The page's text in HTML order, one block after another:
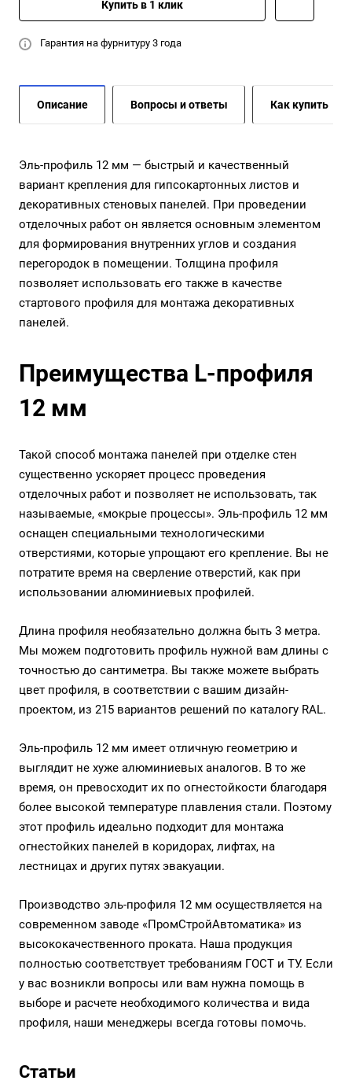
Купить в 1 клик
Гарантия на фурнитуру 3 года
Описание Вопросы и ответы Как купить
Эль-профиль 12 мм — быстрый и качественный
вариант крепления для гипсокартонных листов и
декоративных стеновых панелей. При проведении
отделочных работ он является основным элементом
для формирования внутренних углов и создания
перегородок в помещении. Толщина профиля
позволяет использовать его также в качестве
стартового профиля для монтажа декоративных
панелей.
Преимущества L-профиля
12 мм
Такой способ монтажа панелей при отделке стен
существенно ускоряет процесс проведения
отделочных работ и позволяет не использовать, так
называемые, «мокрые процессы». Эль-профиль 12 мм
оснащен специальными технологическими
отверстиями, которые упрощают его крепление. Вы не
потратите время на сверление отверстий, как при
использовании алюминиевых профилей.
Длина профиля необязательно должна быть 3 метра.
Мы можем подготовить профиль нужной вам длины с
точностью до сантиметра. Вы также можете выбрать
цвет профиля, в соответствии с вашим дизайн-
проектом, из 215 вариантов решений по каталогу RAL.
Эль-профиль 12 мм имеет отличную геометрию и
выглядит не хуже алюминиевых аналогов. В то же
время, он превосходит их по огнестойкости благодаря
более высокой температуре плавления стали. Поэтому
этот профиль идеально подходит для монтажа
огнестойких панелей в коридорах, лифтах, на
лестницах и других путях эвакуации.
Производство эль-профиля 12 мм осуществляется на
современном заводе «ПромСтройАвтоматика» из
высококачественного проката. Наша продукция
полностью соответствует требованиям ГОСТ и ТУ. Если
у вас возникли вопросы или вам нужна помощь в
выборе и расчете необходимого количества и вида
профиля, наши менеджеры всегда готовы помочь.
Статьи